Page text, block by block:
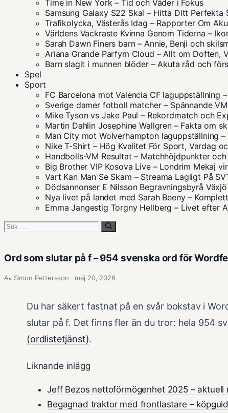
Time in New York – Tid och Väder i Fokus
Samsung Galaxy S22 Skal – Hitta Ditt Perfekta
Trafikolycka, Västerås Idag – Rapporter Om
Världens Vackraste Kvinna Genom Tiderna –
Sarah Dawn Finers barn – Annie, Benji och
Ariana Grande Parfym Cloud – Allt om Doften,
Barn slagit i munnen blöder – Akuta råd och
Spel
Sport
FC Barcelona mot Valencia CF laguppställning
Sverige damer fotboll matcher – Spännande
Mike Tyson vs Jake Paul – Rekordmatch och
Martin Dahlin Josephine Wallgren – Fakta om
Man City mot Wolverhampton laguppställning –
Nike T-Shirt – Hög Kvalitet För Sport, Vardag
Handbolls-VM Resultat – Matchhöjdpunkter
Big Brother VIP Kosova Live – Londrim Mekaj
Vart Kan Man Se Skam – Streama Lagligt På
Dödsannonser E Nilsson Begravningsbyrå
Nya livet på landet med Sarah Beeny –
Emma Jangestig Torgny Hellberg – Livet efter
Sök
Ord som slutar på f – 954 svenska ord för
Av Simon Pettersson · maj 20, 2026
Du har säkert fastnat på en svår bokstav i
slutar på f. Det finns fler än du tror: hela 954
(ordlistetjänst).
Liknande inlägg
Jeff Bezos nettoförmögenhet 2025 – aktuell
Begagnad traktor med frontlastare –